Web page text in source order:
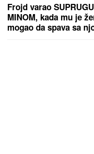
Frojd varao
MINOM, kada mu je
mogao da spava sa